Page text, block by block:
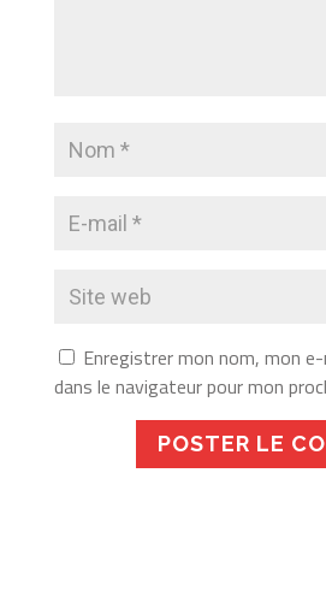
Enregistrer mon nom, mon
dans le navigateur pour mon